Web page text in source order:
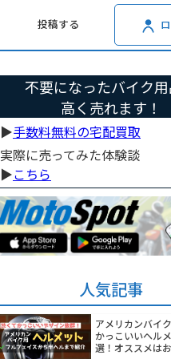
投稿する
不要になったバイク用
高く売れます！
▶︎手数料無料の宅配買取
実際に売ってみた体験談
▶︎こちら
人気記事
アメリカンバイ
かっこいいヘル
選！オススメは